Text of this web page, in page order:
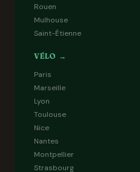
Rouen
Mulhouse
Saint-Étienne
VÉLO →
Paris
Marseille
Lyon
Toulouse
Nice
Nantes
Montpellier
Strasbourg